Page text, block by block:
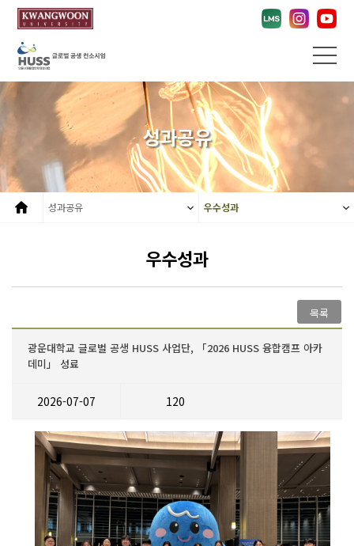
성과공유
성과공유 우수성과
우수성과
목록
광운대학교 글로벌 공생 HUSS 사업단, 「2026 HUSS 융합캠프 아카
데미」 성료
2026-07-07 120